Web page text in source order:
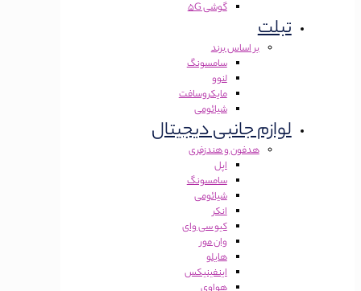
گوشی 5G
تبلت
بر اساس برند
سامسونگ
لنوو
مایکروسافت
شیائومی
لوازم جانبی دیجیتال
هدفون و هندزفری
اپل
سامسونگ
شیائومی
انکر
کیو سی وای
وان مور
هایلو
اینفینیکس